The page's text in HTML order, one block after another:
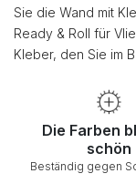
Sie die Wand mit
Ready & Roll für
Kleber, den Sie im
Die Farben
schön
Beständig gegen